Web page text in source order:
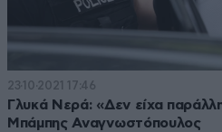
23·10·2021 17:46
Γλυκά Νερά: «Δεν είχα
Μπάμπης Αναγνωστόπουλος